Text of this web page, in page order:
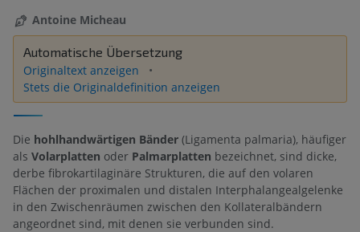
Antoine Micheau
Automatische Übersetzung
Originaltext anzeigen
Stets die Originaldefinition anzeigen
Die hohlhandwärtigen Bänder (Ligamenta palmaria), häufiger
als Volarplatten oder Palmarplatten bezeichnet, sind dicke,
derbe fibrokartilaginäre Strukturen, die auf den volaren
Flächen der proximalen und distalen Interphalangealgelenke
in den Zwischenräumen zwischen den Kollateralbändern
angeordnet sind, mit denen sie verbunden sind.